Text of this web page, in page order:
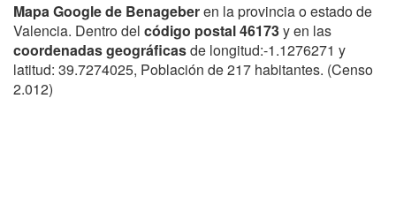
Mapa Google de Benageberen la provincia o estado de
Valencia. Dentro del código postal 46173y en las
coordenadas geográficasde longitud:-1.1276271 y
latitud: 39.7274025, Población de 217 habitantes. (Censo
2.012)